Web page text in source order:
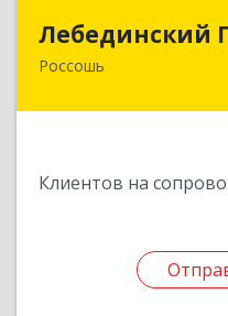
Лебединский
Россошь
Клиентов на
396650,